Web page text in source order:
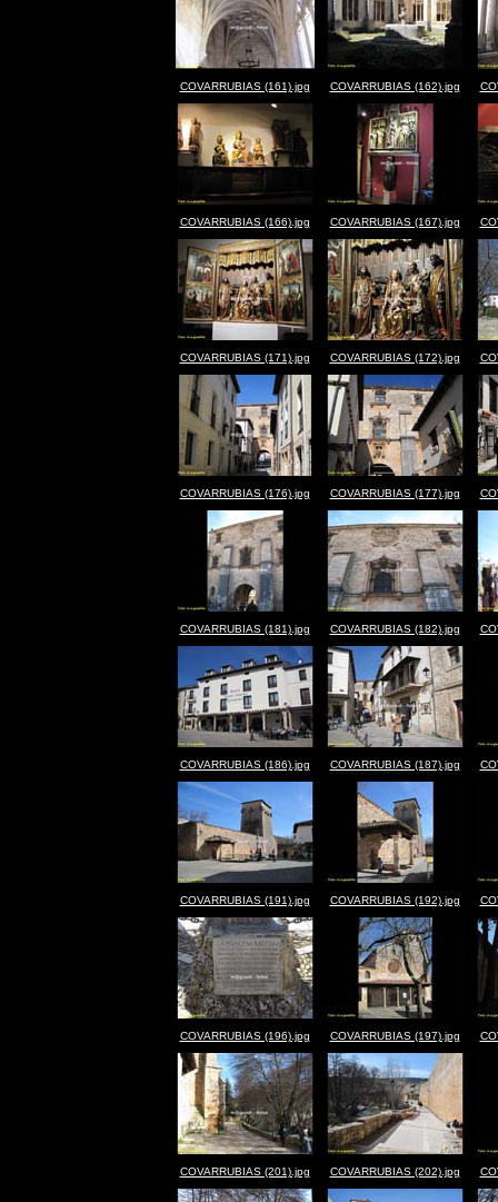
COVARRUBIAS (161).jpg COVARRUBIAS (162).jpg
COVARRUBIAS (166).jpg COVARRUBIAS (167).jpg
COVARRUBIAS (171).jpg COVARRUBIAS (172).jpg
COVARRUBIAS (176).jpg COVARRUBIAS (177).jpg
COVARRUBIAS (181).jpg COVARRUBIAS (182).jpg
COVARRUBIAS (186).jpg COVARRUBIAS (187).jpg
COVARRUBIAS (191).jpg COVARRUBIAS (192).jpg
COVARRUBIAS (196).jpg COVARRUBIAS (197).jpg
COVARRUBIAS (201).jpg COVARRUBIAS (202).jpg